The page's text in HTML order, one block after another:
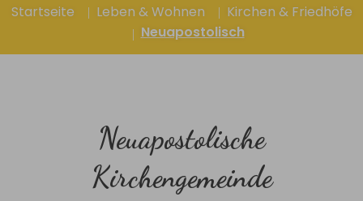
Startseite Leben & Wohnen
Kirchen & Friedhöfe
Neuapostolisch
Neuapostolische
Kirchengemeinde